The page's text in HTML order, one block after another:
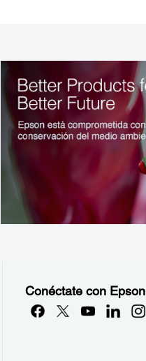
Conéctate con Epson